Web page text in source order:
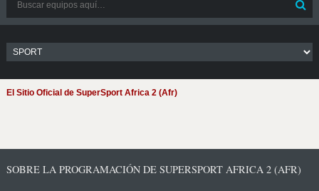
El Sitio Oficial de SuperSport Africa 2 (Afr)
SOBRE LA PROGRAMACIÓN DE SUPERSPORT AFRICA 2 (AFR)